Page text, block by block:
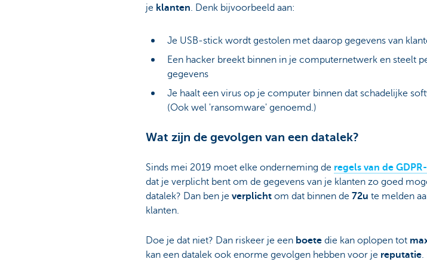
je klanten. Denk bijvoorbeeld aan:
Je USB-stick wordt gestolen met daarop gegevens van
Een hacker breekt binnen in je computernetwerk en steelt
gegevens
Je haalt een virus op je computer binnen dat schadelijke
(Ook wel 'ransomware' genoemd.)
Wat zijn de gevolgen van een datalek?
Sinds mei 2019 moet elke onderneming de regels van de
dat je verplicht bent om de gegevens van je klanten zo goed
datalek? Dan ben je verplicht om dat binnen de 72u te melden
klanten.
Doe je dat niet? Dan riskeer je een boete die kan oplopen tot
kan een datalek ook enorme gevolgen hebben voor je reputatie.